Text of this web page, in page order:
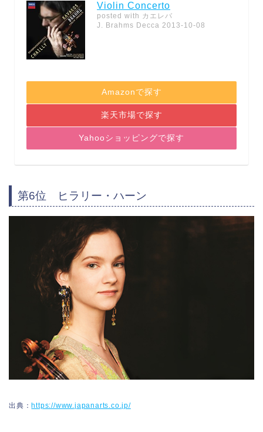
Violin Concerto
posted with カエレバ
J. Brahms Decca 2013-10-08
Amazonで探す
楽天市場で探す
Yahooショッピングで探す
第6位 ヒラリー・ハーン
出典： https://www.japanarts.co.jp/